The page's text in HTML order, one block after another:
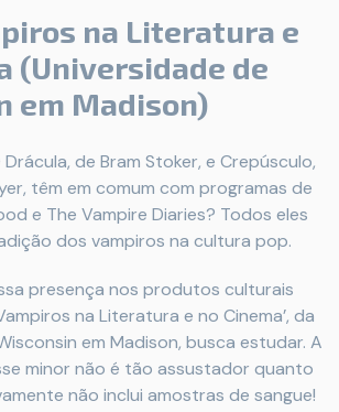
na Literatura e
(Universidade de
em Madison)
de Bram Stoker, e Crepúsculo,
têm em comum com programas de
e The Vampire Diaries? Todos eles
dos vampiros na cultura pop.
presença nos produtos culturais
na Literatura e no Cinema’, da
em Madison, busca estudar. A
minor não é tão assustador quanto
não inclui amostras de sangue!